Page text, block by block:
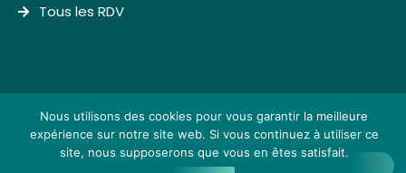
Tous les RDV
© CHR Haute Senne 2026 |Conditions générales
d'utilisation| TVA : BE0256 981 407
Nous utilisons des cookies pour vous garantir la meilleure
expérience sur notre site web. Si vous continuez à utiliser ce
site, nous supposerons que vous en êtes satisfait.